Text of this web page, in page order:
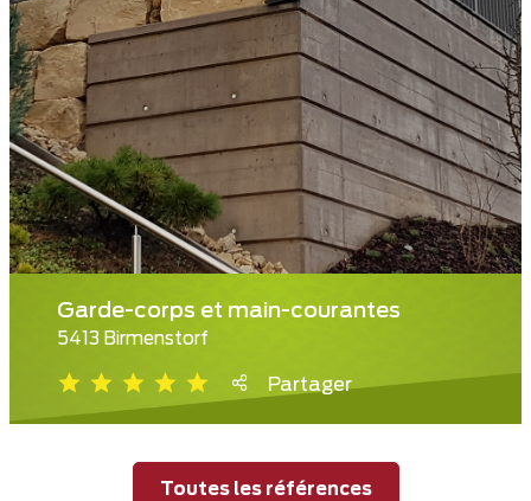
Garde-corps et main-courantes
5413 Birmenstorf
Partager
Toutes les références